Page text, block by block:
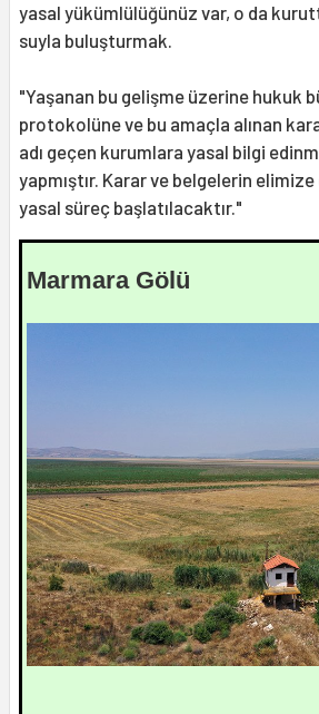
yasal yükümlülüğünüz var, o da
suyla buluşturmak.
"Yaşanan bu gelişme üzerine hukuk
protokolüne ve bu amaçla alınan
adı geçen kurumlara yasal bilgi
yapmıştır. Karar ve belgelerin
yasal süreç başlatılacaktır."
Marmara Gölü